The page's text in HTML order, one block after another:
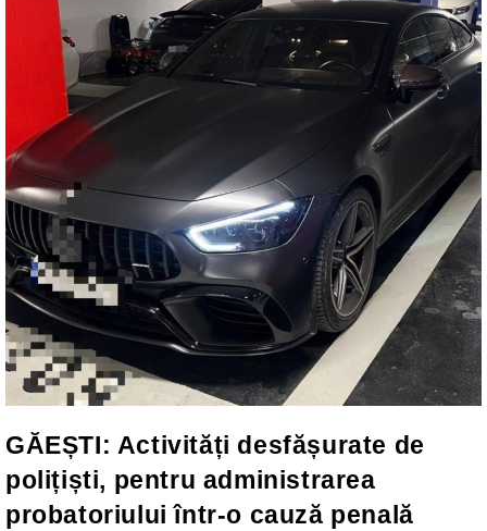
GĂEȘTI: Activități desfășurate de
polițiști, pentru administrarea
probatoriului într-o cauză penală